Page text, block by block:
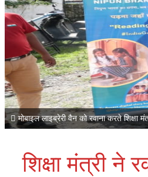
मोबाइल लाइब्रेरी वैन को रवाना करते शिक्षा
शिक्षा मंत्री ने